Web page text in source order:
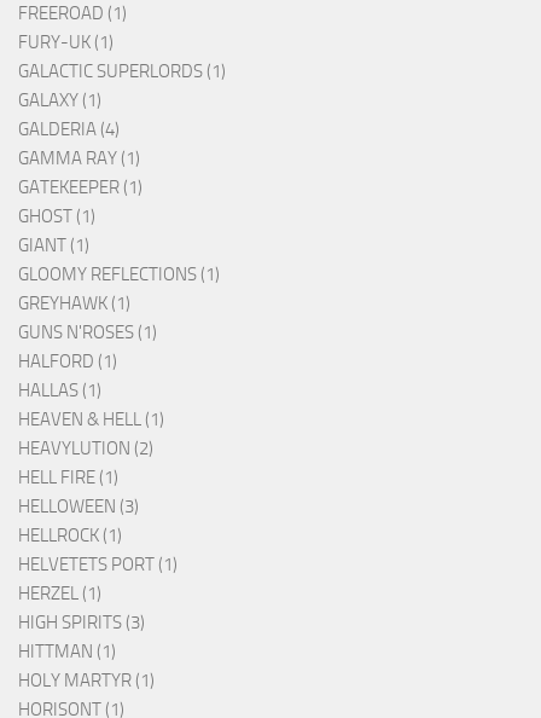
FREEROAD (1)
FURY-UK (1)
GALACTIC SUPERLORDS (1)
GALAXY (1)
GALDERIA (4)
GAMMA RAY (1)
GATEKEEPER (1)
GHOST (1)
GIANT (1)
GLOOMY REFLECTIONS (1)
GREYHAWK (1)
GUNS N'ROSES (1)
HALFORD (1)
HALLAS (1)
HEAVEN & HELL (1)
HEAVYLUTION (2)
HELL FIRE (1)
HELLOWEEN (3)
HELLROCK (1)
HELVETETS PORT (1)
HERZEL (1)
HIGH SPIRITS (3)
HITTMAN (1)
HOLY MARTYR (1)
HORISONT (1)